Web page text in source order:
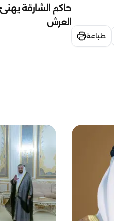
طباعة
حاكم الشارقة
العرش